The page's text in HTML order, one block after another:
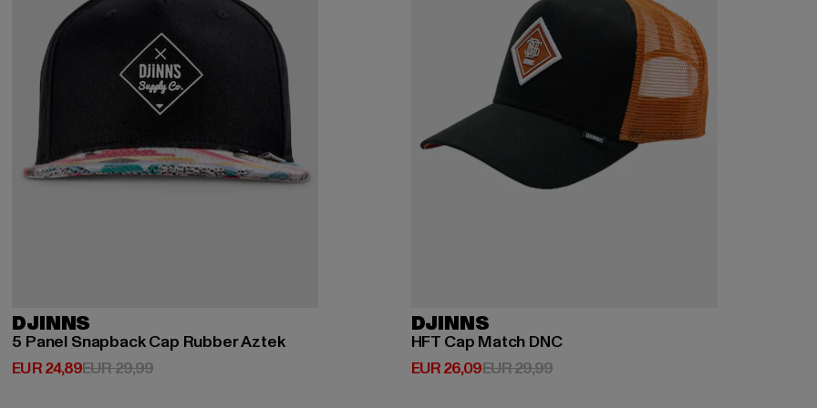
DJINNS
5 Panel Snapback Cap Rubber Aztek
EUR 24,89
Huidige prijs: EUR 24,89
EUR 29,99Actieprijs: EUR 29,99
DJINNS
HFT Cap Match DNC
EUR 26,09
Huidige prijs: EUR 26,09
EUR 29,99Actieprijs: EUR 29,99